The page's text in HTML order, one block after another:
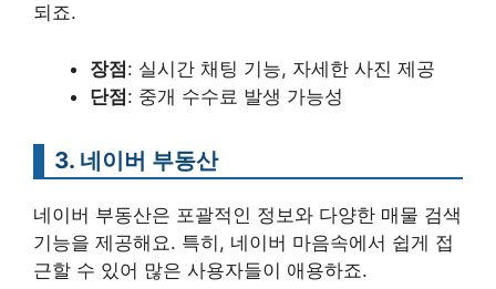
되죠.
장점: 실시간 채팅 기능, 자세한 사진 제공
단점: 중개 수수료 발생 가능성
3. 네이버 부동산
네이버 부동산은 포괄적인 정보와 다양한 매물 검색
기능을 제공해요. 특히, 네이버 마음속에서 쉽게 접
근할 수 있어 많은 사용자들이 애용하죠.